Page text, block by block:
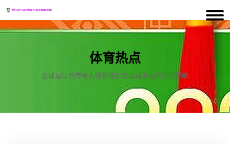
体育热点
全球足坛的传奇人物与他们对足球发展的深远影响